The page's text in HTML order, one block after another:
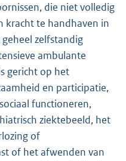
die niet volledig
kracht te handhaven in
zelfstandig
ambulante
gericht op het
en participatie,
functioneren,
ziektebeeld, het
of
of het afwenden van